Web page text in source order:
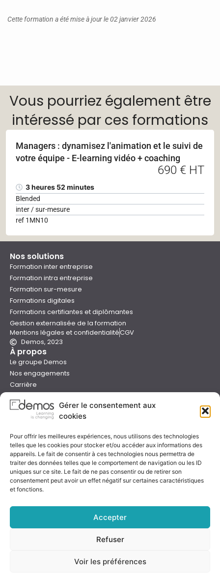
Gérer le consentement aux
cookies
Pour offrir les meilleures expériences, nous utilisons des technologies
telles que les cookies pour stocker et/ou accéder aux informations des
appareils. Le fait de consentir à ces technologies nous permettra de
traiter des données telles que le comportement de navigation ou les ID
uniques sur ce site. Le fait de ne pas consentir ou de retirer son
consentement peut avoir un effet négatif sur certaines caractéristiques
et fonctions.
Accepter
Refuser
Voir les préférences
Cette formation a été mise à jour le 02 janvier 2026
Vous pourriez également être
intéressé par ces formations
Managers : dynamisez l'animation et le suivi de
votre équipe - E-learning vidéo + coaching
690 € HT
3 heures 52 minutes
Blended
inter / sur-mesure
ref 1MN10
Nos solutions
Formation inter entreprise
Formation intra entreprise
Formation sur-mesure
Formations digitales
Formations certifiantes et diplômantes
Gestion externalisée de la formation
Mentions légales et confidentialitéCGV
Demos, 2023
À propos
Le groupe Demos
Nos engagements
Carrière
Presse
Catalogues
Aide
Nous contacter
Nous trouver
Préparer sa formation
Sessions garanties
Qualité & certification